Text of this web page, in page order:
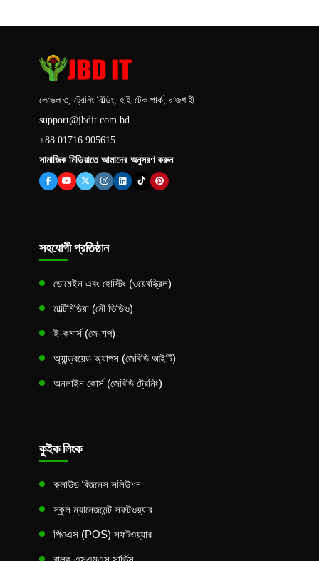
লেভেল ৩, ট্রেনিং বিল্ডিং, হাই-টেক পার্ক, রাজশাহী
support@jbdit.com.bd
+88 01716 905615
সামাজিক মিডিয়াতে আমাদের অনুসরণ করুন
সহযোগী প্রতিষ্ঠান
ডোমেইন এবং হোস্টিং (ওয়েবস্ক্রিল)
মাল্টিমিডিয়া (মৌ ভিডিও)
ই-কমার্স (জে-শপ)
অ্যান্ড্রয়েড অ্যাপস (জেবিডি আইটি)
অনলাইন কোর্স (জেবিডি ট্রেনিং)
কুইক লিংক
ক্লাউড বিজনেস সলিউশন
স্কুল ম্যানেজমেন্ট সফটওয়্যার
পিওএস (POS) সফটওয়্যার